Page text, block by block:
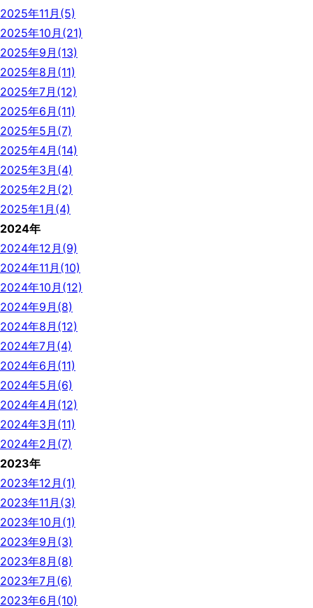
2025年11月(5)
2025年10月(21)
2025年9月(13)
2025年8月(11)
2025年7月(12)
2025年6月(11)
2025年5月(7)
2025年4月(14)
2025年3月(4)
2025年2月(2)
2025年1月(4)
2024年
2024年12月(9)
2024年11月(10)
2024年10月(12)
2024年9月(8)
2024年8月(12)
2024年7月(4)
2024年6月(11)
2024年5月(6)
2024年4月(12)
2024年3月(11)
2024年2月(7)
2023年
2023年12月(1)
2023年11月(3)
2023年10月(1)
2023年9月(3)
2023年8月(8)
2023年7月(6)
2023年6月(10)